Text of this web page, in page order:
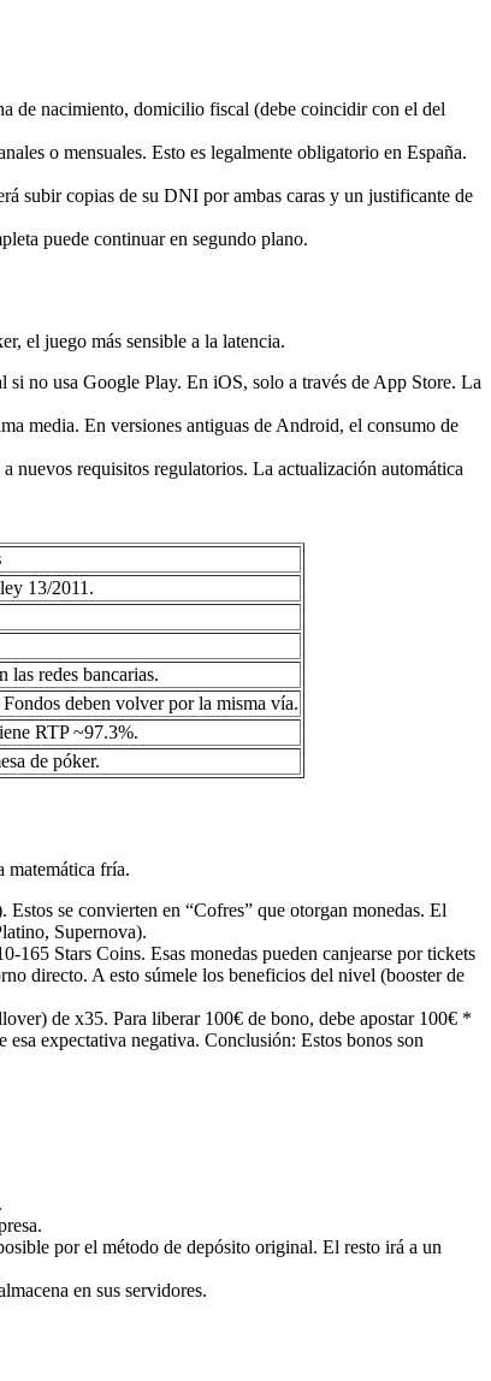
de nacimiento, domicilio fiscal (debe coincidir con el del
o mensuales. Esto es legalmente obligatorio en España.
subir copias de su DNI por ambas caras y un justificante de
puede continuar en segundo plano.
el juego más sensible a la latencia.
no usa Google Play. En iOS, solo a través de App Store. La
media. En versiones antiguas de Android, el consumo de
nuevos requisitos regulatorios. La actualización automática
13/2011.
las redes bancarias.
deben volver por la misma vía.
RTP ~97.3%.
de póker.
matemática fría.
se convierten en “Cofres” que otorgan monedas. El
Supernova).
165 Stars Coins. Esas monedas pueden canjearse por tickets
directo. A esto súmele los beneficios del nivel (booster de
de x35. Para liberar 100€ de bono, debe apostar 100€ *
expectativa negativa. Conclusión: Estos bonos son
por el método de depósito original. El resto irá a un
en sus servidores.